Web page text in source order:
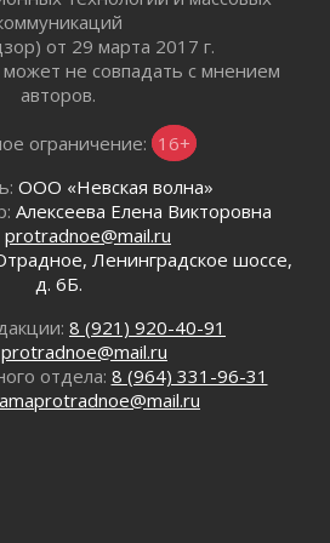
и Водяной
экспозиция к 150-
и вампиров
о помощи
от 29 марта 2017 г.
не совпадать с мнением
авторов.
ограничение: 16+
ООО «Невская волна»
Алексеева Елена Викторовна
protradnoe@mail.ru
Ленинградское шоссе,
д. 6Б.
8 (921) 920-40-91
protradnoe@mail.ru
отдела: 8 (964) 331-96-31